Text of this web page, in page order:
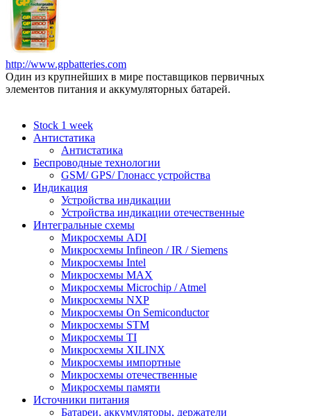
http://www.gpbatteries.com
Один из крупнейших в мире поставщиков первичных
элементов питания и аккумуляторных батарей.
Stock 1 week
Антистатика
Антистатика
Беспроводные технологии
GSM/ GPS/ Глонасс устройства
Индикация
Устройства индикации
Устройства индикации отечественные
Интегральные схемы
Микросхемы ADI
Микросхемы Infineon / IR / Siemens
Микросхемы Intel
Микросхемы MAX
Микросхемы Microchip / Atmel
Микросхемы NXP
Микросхемы On Semiconductor
Микросхемы STM
Микросхемы TI
Микросхемы XILINX
Микросхемы импортные
Микросхемы отечественные
Микросхемы памяти
Источники питания
Батареи, аккумуляторы, держатели